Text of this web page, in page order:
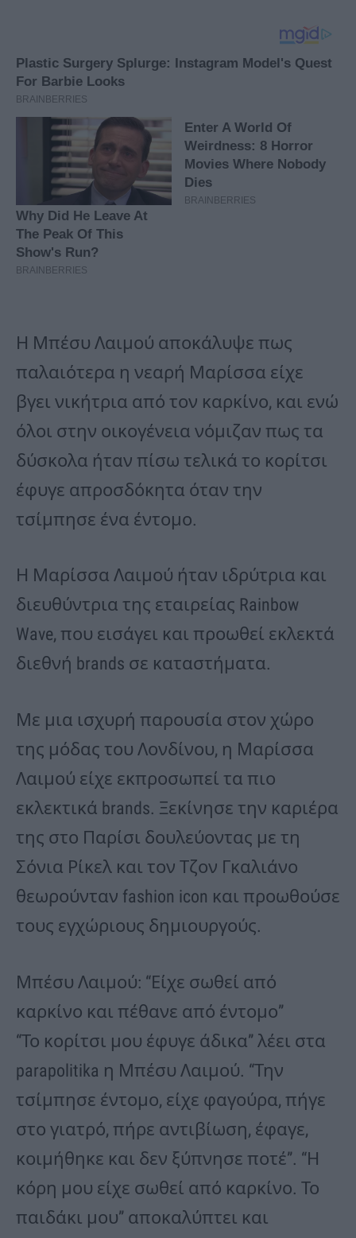
Η Μπέσυ Λαιμού αποκάλυψε πως
παλαιότερα η νεαρή Μαρίσσα είχε
βγει νικήτρια από τον καρκίνο, και ενώ
όλοι στην οικογένεια νόμιζαν πως τα
δύσκολα ήταν πίσω τελικά το κορίτσι
έφυγε απροσδόκητα όταν την
τσίμπησε ένα έντομο.
Η Μαρίσσα Λαιμού ήταν ιδρύτρια και
διευθύντρια της εταιρείας Rainbow
Wave, που εισάγει και προωθεί εκλεκτά
διεθνή brands σε καταστήματα.
Με μια ισχυρή παρουσία στον χώρο
της μόδας του Λονδίνου, η Μαρίσσα
Λαιμού είχε εκπροσωπεί τα πιο
εκλεκτικά brands. Ξεκίνησε την καριέρα
της στο Παρίσι δουλεύοντας με τη
Σόνια Ρίκελ και τον Τζον Γκαλιάνο
θεωρούνταν fashion icon και προωθούσε
τους εγχώριους δημιουργούς.
Μπέσυ Λαιμού: “Είχε σωθεί από
καρκίνο και πέθανε από έντομο”
“Το κορίτσι μου έφυγε άδικα” λέει στα
parapolitika η Μπέσυ Λαιμού. “Την
τσίμπησε έντομο, είχε φαγούρα, πήγε
στο γιατρό, πήρε αντιβίωση, έφαγε,
κοιμήθηκε και δεν ξύπνησε ποτέ”. “Η
κόρη μου είχε σωθεί από καρκίνο. Το
παιδάκι μου” αποκαλύπτει και